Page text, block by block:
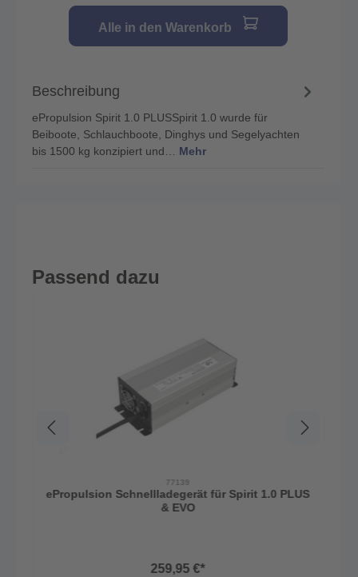
Alle in den Warenkorb
Beschreibung
ePropulsion Spirit 1.0 PLUSSpirit 1.0 wurde für
Beiboote, Schlauchboote, Dinghys und Segelyachten
bis 1500 kg konzipiert und… Mehr
Passend dazu
77139
ePropulsion Schnellladegerät für Spirit 1.0 PLUS
& EVO
259,95 €*